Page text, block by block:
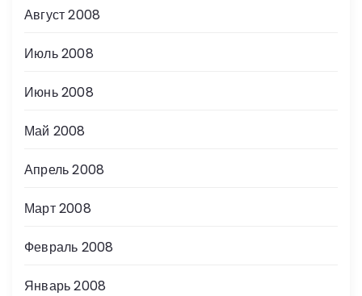
Август 2008
Июль 2008
Июнь 2008
Май 2008
Апрель 2008
Март 2008
Февраль 2008
Январь 2008